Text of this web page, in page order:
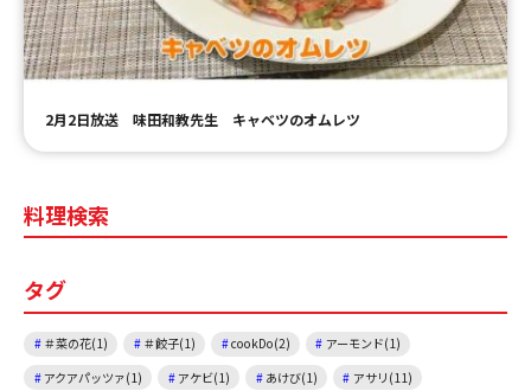
ＹＢＣオンデマンド
やまがた情熱市場
2月2日放送 味田和教先生 キャベツのオムレツ
料理検索
タグ
＃菜の花(1) ＃餃子(1) cookDo(2)
アーモンド(1)
アクアパッツァ(1)
アケビ(1) あけび(1)
アサリ(11)